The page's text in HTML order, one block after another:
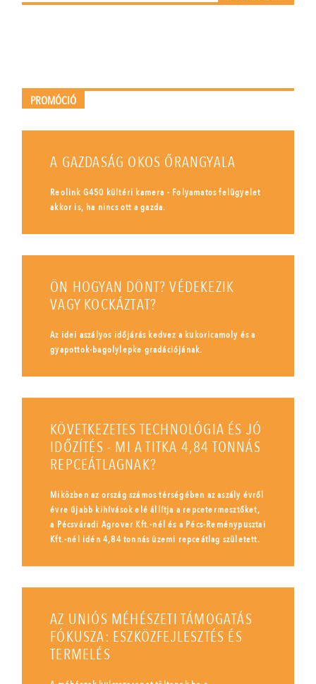
PROMÓCIÓ
A GAZDASÁG OKOS ŐRANGYALA
Reolink G450 kültéri kamera - Folyamatos felügyelet
akkor is, ha nincs ott a gazda.
ÖN HOGYAN DÖNT? VÉDEKEZIK
VAGY KOCKÁZTAT?
Az idei aszályos időjárás kedvez a kukoricamoly és a
gyapottok-bagolylepke gradációjának.
KÖVETKEZETES TECHNOLÓGIA ÉS JÓ
IDŐZÍTÉS - MI A TITKA 4,84 TONNÁS
REPCEÁTLAGNAK?
Miközben az ország számos térségében az aszály évről
évre újabb kihívások elé állítja a repcetermesztőket,
a Pécsváradi Agrover Kft.-nél és a Pécs-Reménypusztai
Kft.-nél idén 4,84 tonnás üzemi repceátlag született.
AZ UNIÓS MÉHÉSZETI TÁMOGATÁS
FÓKUSZA: ESZKÖZFEJLESZTÉS ÉS
TERMELÉS